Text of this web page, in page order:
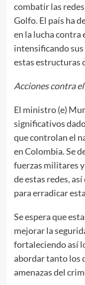
combatir las
Golfo. El país ha
en la lucha contra
intensificando
estas estructuras
Acciones contra
El ministro (e)
significativos
que controlan el
en Colombia. Se
fuerzas militares
de estas redes,
para erradicar
Se espera que
mejorar la
fortaleciendo así
abordar tanto los
amenazas del